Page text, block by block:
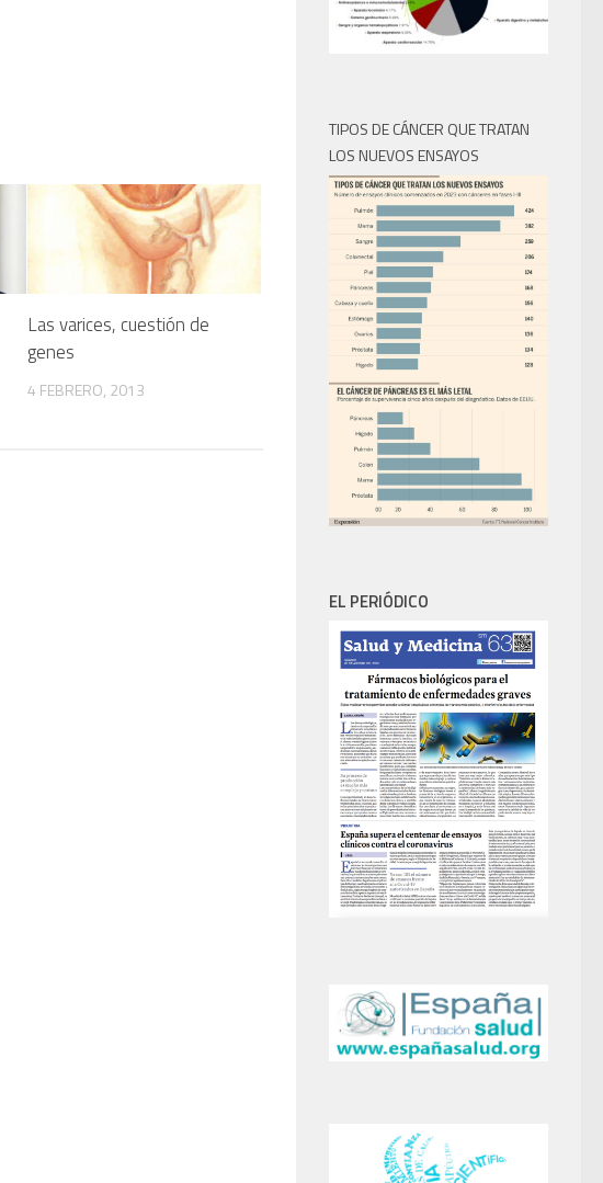
Las varices, cuestión de
genes
4 FEBRERO, 2013
TIPOS DE CÁNCER QUE TRATAN
LOS NUEVOS ENSAYOS
EL PERIÓDICO